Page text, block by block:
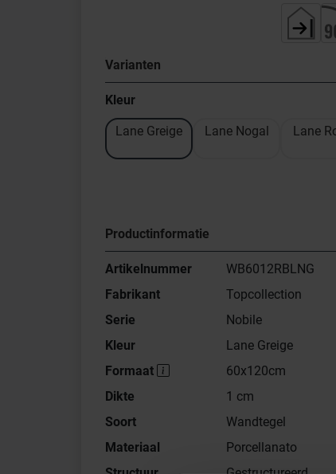
Varianten
Kleur
Lane Greige Lane Nogal Lane
Productinformatie
Artikelnummer
WB6012RBLNG
Fabrikant
Topcollection
Serie
Nobile
Kleur
Lane Greige
Formaat
60x120cm
Dikte
1 cm
Soort
Wandtegel
Materiaal
Porcellanato